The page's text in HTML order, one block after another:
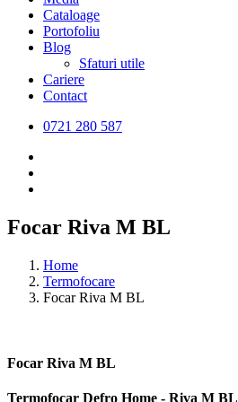
Cataloage
Portofoliu
Blog
Sfaturi utile
Cariere
Contact
0721 280 587
Focar Riva M BL
Home
Termofocare
Focar Riva M BL
Focar Riva M BL
Termofocar Defro Home - Riva M BL